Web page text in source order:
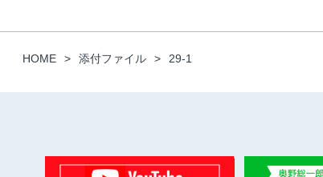
HOME 添付ファイル 29-1